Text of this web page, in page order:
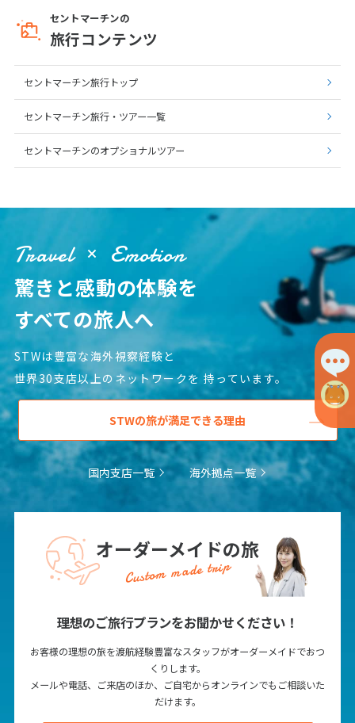
セントマーチンの
旅行コンテンツ
セントマーチン旅行トップ
セントマーチン旅行・ツアー一覧
セントマーチンのオプショナルツアー
Travel Emotion
驚きと感動の体験を
すべての旅人へ
STWは豊富な海外視察経験と
世界30支店以上のネットワークを 持っています。
STWの旅が満足できる理由
国内支店一覧 海外拠点一覧
オーダーメイドの旅
Custom made trip
理想のご旅行プランをお聞かせください！
お客様の理想の旅を渡航経験豊富なスタッフがオーダーメイドでおつ
くりします。
メールや電話、ご来店のほか、ご自宅からオンラインでもご相談いた
だけます。